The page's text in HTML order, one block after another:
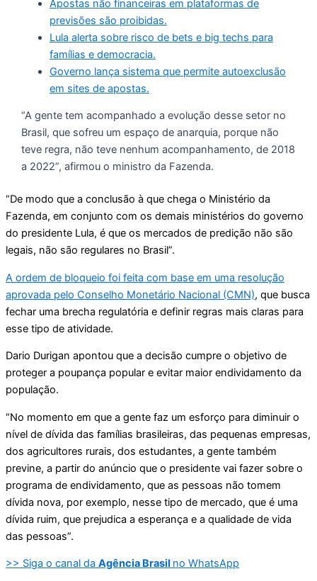
Apostas não financeiras em plataformas de
previsões são proibidas.
Lula alerta sobre risco de bets e big techs para
famílias e democracia.
Governo lança sistema que permite autoexclusão
em sites de apostas.
“A gente tem acompanhado a evolução desse setor no
Brasil, que sofreu um espaço de anarquia, porque não
teve regra, não teve nenhum acompanhamento, de 2018
a 2022”, afirmou o ministro da Fazenda.
“De modo que a conclusão à que chega o Ministério da
Fazenda, em conjunto com os demais ministérios do governo
do presidente Lula, é que os mercados de predição não são
legais, não são regulares no Brasil”.
A ordem de bloqueio foi feita com base em uma resolução
aprovada pelo Conselho Monetário Nacional (CMN), que busca
fechar uma brecha regulatória e definir regras mais claras para
esse tipo de atividade.
Dario Durigan apontou que a decisão cumpre o objetivo de
proteger a poupança popular e evitar maior endividamento da
população.
“No momento em que a gente faz um esforço para diminuir o
nível de dívida das famílias brasileiras, das pequenas empresas,
dos agricultores rurais, dos estudantes, a gente também
previne, a partir do anúncio que o presidente vai fazer sobre o
programa de endividamento, que as pessoas não tomem
dívida nova, por exemplo, nesse tipo de mercado, que é uma
dívida ruim, que prejudica a esperança e a qualidade de vida
das pessoas”.
>> Siga o canal da Agência Brasil no WhatsApp